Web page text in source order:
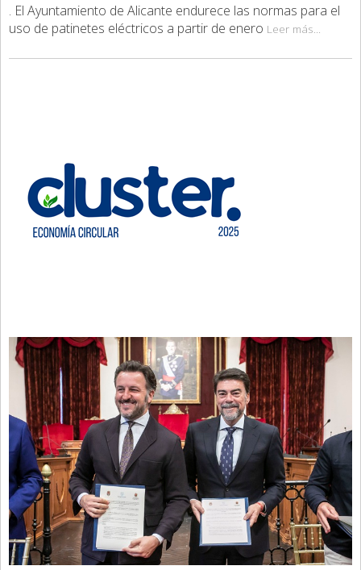
. El Ayuntamiento de Alicante endurece las normas para el
uso de patinetes eléctricos a partir de enero Leer más...